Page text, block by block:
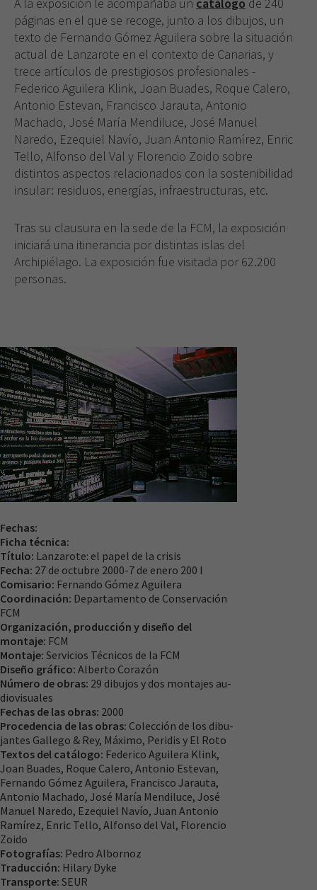
páginas en el que se recoge, junto a los dibujos, un
tex­to de Fernando Gómez Aguilera sobre la situación
ac­tual de Lanzarote en el contexto de Canarias, y
trece artículos de prestigiosos profesionales -
Federico Agui­lera Klink, Joan Buades, Roque Calero,
Antonio Estevan, Francisco Jarauta, Antonio
Machado, José María Mendi­luce, José Manuel
Naredo, Ezequiel Navío, Juan Antonio Ramírez, Enric
Tello, Alfonso del Val y Florencio Zoido­ sobre
distintos aspectos relacionados con la sostenibili­dad
insular: residuos, energías, infraestructuras, etc.
Tras su clausura en la sede de la FCM, la exposi­ción
iniciará una itinerancia por distintas islas del
Ar­chipiélago. La exposición fue visitada por 62.200
personas.
Fechas:
Ficha técnica:
Título: Lanzarote: el papel de la crisis
Fecha: 27 de octubre 2000-7 de enero 200 I
Comisario: Fernando Gómez Aguilera
Coordinación: Departamento de Conservación
FCM
Organización, producción y diseño del
montaje: FCM
Montaje: Servicios Técnicos de la FCM
Diseño gráfico: Alberto Corazón
Número de obras: 29 dibujos y dos montajes au­
diovisuales
Fechas de las obras: 2000
Procedencia de las obras: Colección de los dibu­
jantes Gallego & Rey, Máximo, Peridis y El Roto
Textos del catálogo: Federico Aguilera Klink,
Joan Buades, Roque Calero, Antonio Estevan,
Fernando Gómez Aguilera, Francisco Jarauta,
Antonio Ma­chado, José María Mendiluce, José
Manuel Naredo, Ezequiel Navío, Juan Antonio
Ramírez, Enric Tello, Alfonso del Val, Florencio
Zoido
Fotografías: Pedro Albornoz
Traducción: Hilary Dyke
Transporte: SEUR
Necesarias
Estas
cookies no
son
funcione la
Experiencia
mejor posible
rechaza estas
cookies,
algunas
funcionalidades
desaparecerán
de la web.